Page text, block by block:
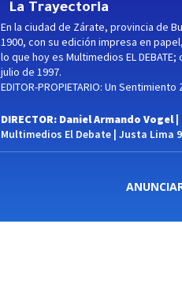
La Trayectoria
En la ciudad de Zárate, provincia de
1900, con su edición impresa en
lo que hoy es Multimedios EL
julio de 1997.
EDITOR-PROPIETARIO: Un
DIRECTOR: Daniel Armando Vogel |
Multimedios El Debate | Justa Lima